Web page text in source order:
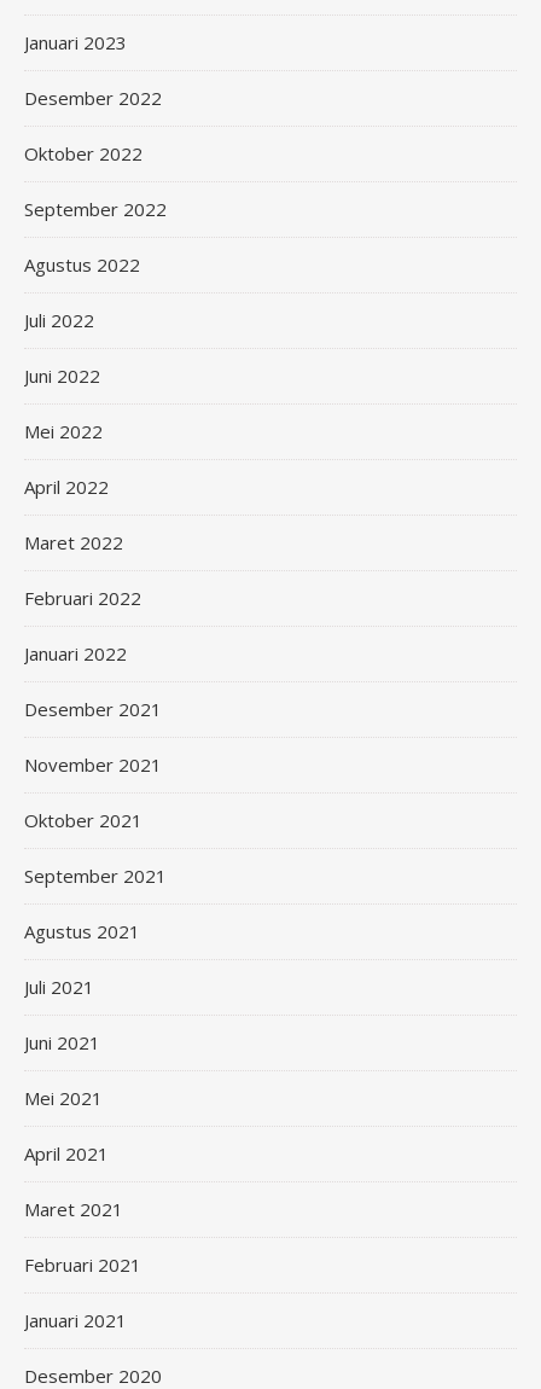
Januari 2023
Desember 2022
Oktober 2022
September 2022
Agustus 2022
Juli 2022
Juni 2022
Mei 2022
April 2022
Maret 2022
Februari 2022
Januari 2022
Desember 2021
November 2021
Oktober 2021
September 2021
Agustus 2021
Juli 2021
Juni 2021
Mei 2021
April 2021
Maret 2021
Februari 2021
Januari 2021
Desember 2020